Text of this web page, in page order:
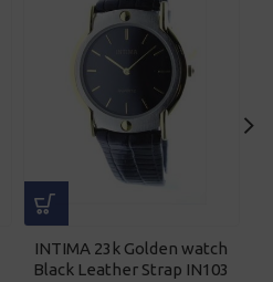
INTIMA 23k Golden watch
Black Leather Strap IN103